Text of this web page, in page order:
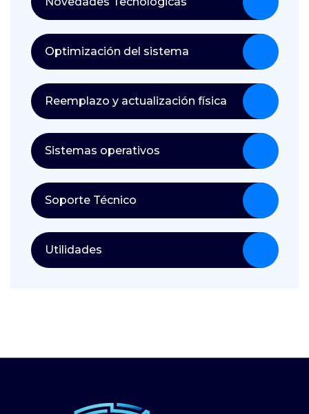
Optimización del sistema
Reemplazo y actualización física
Sistemas operativos
Soporte Técnico
Utilidades